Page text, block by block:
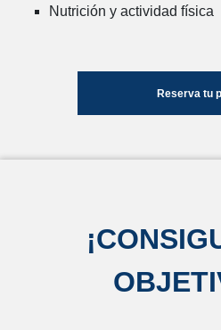
Nutrición y actividad física
Reserva tu
¡